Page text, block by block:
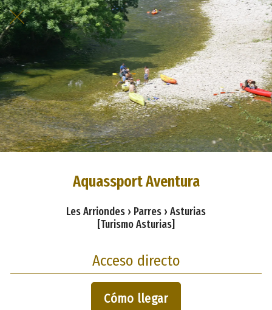
Aquassport Aventura
Les Arriondes › Parres › Asturias
[Turismo Asturias]
Acceso directo
Cómo llegar